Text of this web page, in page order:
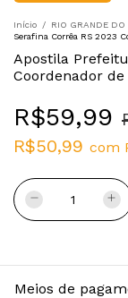
Início / RIO GRANDE DO
Serafina Corrêa RS 2023
Apostila
Coordenador
R$59,99
R$50,99 com
Meios de